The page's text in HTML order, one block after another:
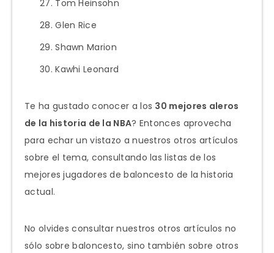
Tom Heinsohn
Glen Rice
Shawn Marion
Kawhi Leonard
Te ha gustado conocer a los 30 mejores aleros
de la historia de la NBA? Entonces aprovecha
para echar un vistazo a nuestros otros artículos
sobre el tema, consultando las listas de los
mejores jugadores de baloncesto de la historia
actual.
No olvides consultar nuestros otros artículos no
sólo sobre baloncesto, sino también sobre otros